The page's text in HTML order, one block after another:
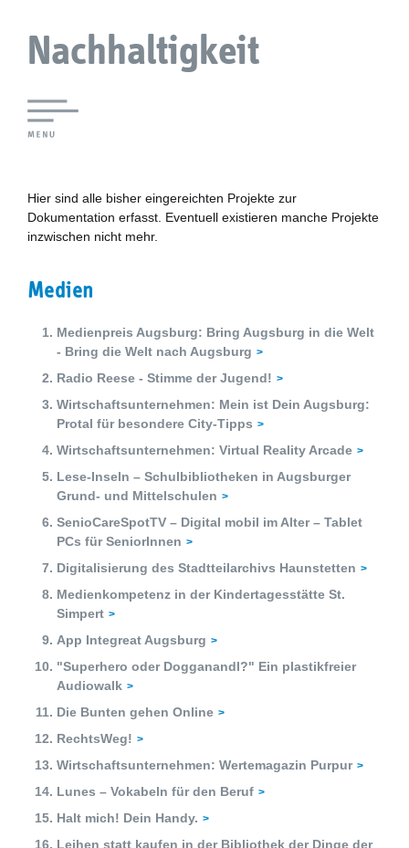
Nachhaltigkeit
Agendaforen
Zukunftsleitlinien
Nachhaltigkeitsbeirat
Berichterstattung
Biostadt
Zukunftspreis
Themen
Projekte
Zukunftstagung
Bildung für nachhaltige Entwicklung
Büro für Nachhaltigkeit
Aktuelles
Mitmachen ?
Hier sind alle bisher eingereichten Projekte zur
Dokumentation erfasst. Eventuell existieren manche Projekte
inzwischen nicht mehr.
Medien
Medienpreis Augsburg: Bring Augsburg in die Welt
- Bring die Welt nach Augsburg
Radio Reese - Stimme der Jugend!
Wirtschaftsunternehmen: Mein ist Dein Augsburg:
Protal für besondere City-Tipps
Wirtschaftsunternehmen: Virtual Reality Arcade
Lese-Inseln – Schulbibliotheken in Augsburger
Grund- und Mittelschulen
SenioCareSpotTV – Digital mobil im Alter – Tablet
PCs für SeniorInnen
Digitalisierung des Stadtteilarchivs Haunstetten
Medienkompetenz in der Kindertagesstätte St.
Simpert
App Integreat Augsburg
"Superhero oder Dogganandl?" Ein plastikfreier
Audiowalk
Die Bunten gehen Online
RechtsWeg!
Wirtschaftsunternehmen: Wertemagazin Purpur
Lunes – Vokabeln für den Beruf
Halt mich! Dein Handy.
Leihen statt kaufen in der Bibliothek der Dinge der